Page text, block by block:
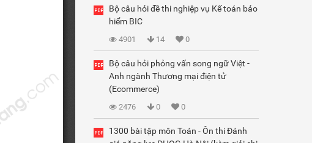
Bộ câu hỏi đề thi nghiệp vụ Kế toán bảo
hiểm BIC
4901 14 0
Bộ câu hỏi phỏng vấn song ngữ Việt -
Anh ngành Thương mại điện tử
(Ecommerce)
2476 0 0
1300 bài tập môn Toán - Ôn thi Đánh